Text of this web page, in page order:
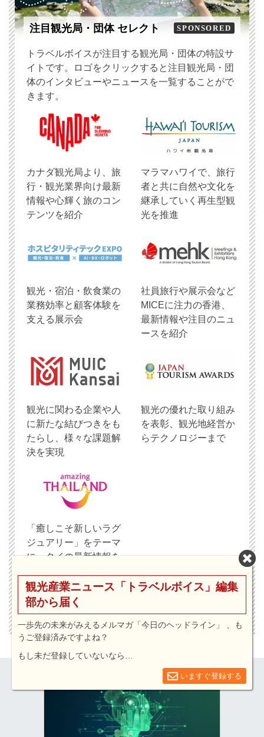
注目観光局・団体 セレクト SPONSORED
トラベルボイスが注目する観光局・団体の特設サ
イトです。ロゴをクリックすると注目観光局・団
体のインタビューやニュースを一覧することがで
きます。
​カナダ観光局より、旅
行・観光業界向け最新
情報や心輝く旅のコン
テンツを紹介
マラマハワイで、旅行
者と共に自然や文化を
継承していく再生型観
光を推進
観光・宿泊・飲食業の
業務効率と顧客体験を
支える展示会
社員旅行や展示会など
MICEに注力の香港、
最新情報や注目のニュ
ースを紹介
観光に関わる企業や人
に新たな結びつきをも
たらし、様々な課題解
決を実現
観光の優れた取り組み
を表彰、観光地経営か
らテクノロジーまで
「癒しこそ新しいラグ
ジュアリー」をテーマ
に、タイの最新情報を
観光産業ニュース「トラベルボイス」編集
部から届く
一歩先の未来がみえるメルマガ「今日のヘッドライン」 、も
うご登録済みですよね？
もし未だ登録していないなら…
いますぐ登録する